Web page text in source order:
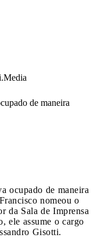
de maneira
ocupado de maneira
nomeou o
da Sala de Imprensa
ele assume o cargo
Gisotti.